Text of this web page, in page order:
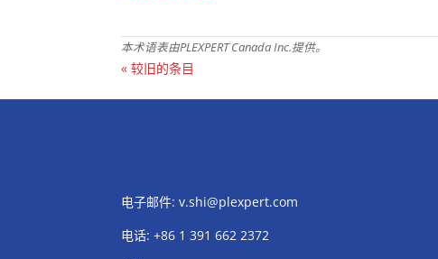
本术语表由PLEXPERT Canada Inc.提供。
« 较旧的条目
电子邮件:v.shi@plexpert.com
电话: +86 1 391 662 2372